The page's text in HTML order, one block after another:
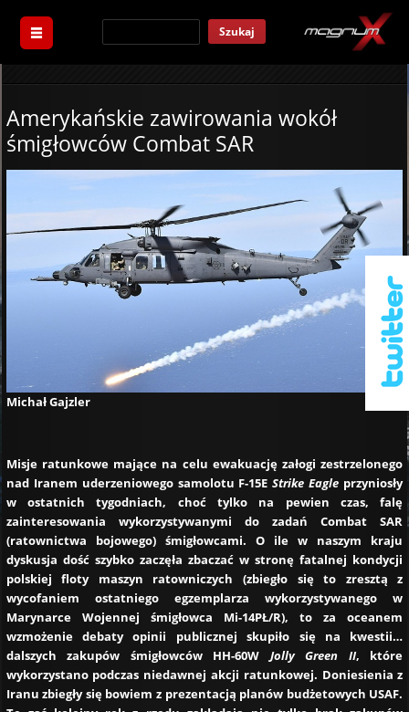
Szukaj
Amerykańskie zawirowania wokół
śmigłowców Combat SAR
Michał Gajzler
Misje ratunkowe mające na celu ewakuację załogi zestrzelonego
nad Iranem uderzeniowego samolotu F-15EStrike Eagle przyniosły
w ostatnich tygodniach, choć tylko na pewien czas, falę
zainteresowania wykorzystywanymi do zadań Combat SAR
(ratownictwa bojowego) śmigłowcami. O ile w naszym kraju
dyskusja dość szybko zaczęła zbaczać w stronę fatalnej kondycji
polskiej floty maszyn ratowniczych (zbiegło się to zresztą z
wycofaniem ostatniego egzemplarza wykorzystywanego w
Marynarce Wojennej śmigłowca Mi-14PŁ/R), to za oceanem
wzmożenie debaty opinii publicznej skupiło się na kwestii…
dalszych zakupów śmigłowców HH-60W Jolly Green II, które
wykorzystano podczas niedawnej akcji ratunkowej. Doniesienia z
Iranu zbiegły się bowiem z prezentacją planów budżetowych USAF.